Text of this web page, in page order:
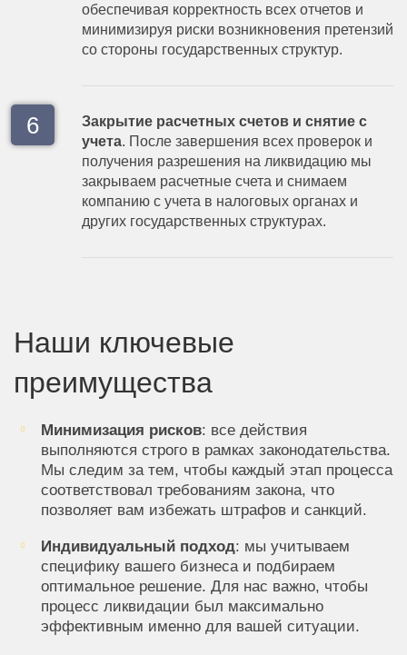
обеспечивая корректность всех отчетов и
минимизируя риски возникновения претензий
со стороны государственных структур.
Закрытие расчетных счетов и снятие с
учета. После завершения всех проверок и
получения разрешения на ликвидацию мы
закрываем расчетные счета и снимаем
компанию с учета в налоговых органах и
других государственных структурах.
Наши ключевые
преимущества
Минимизация рисков: все действия
выполняются строго в рамках законодательства.
Мы следим за тем, чтобы каждый этап процесса
соответствовал требованиям закона, что
позволяет вам избежать штрафов и санкций.
Индивидуальный подход: мы учитываем
специфику вашего бизнеса и подбираем
оптимальное решение. Для нас важно, чтобы
процесс ликвидации был максимально
эффективным именно для вашей ситуации.